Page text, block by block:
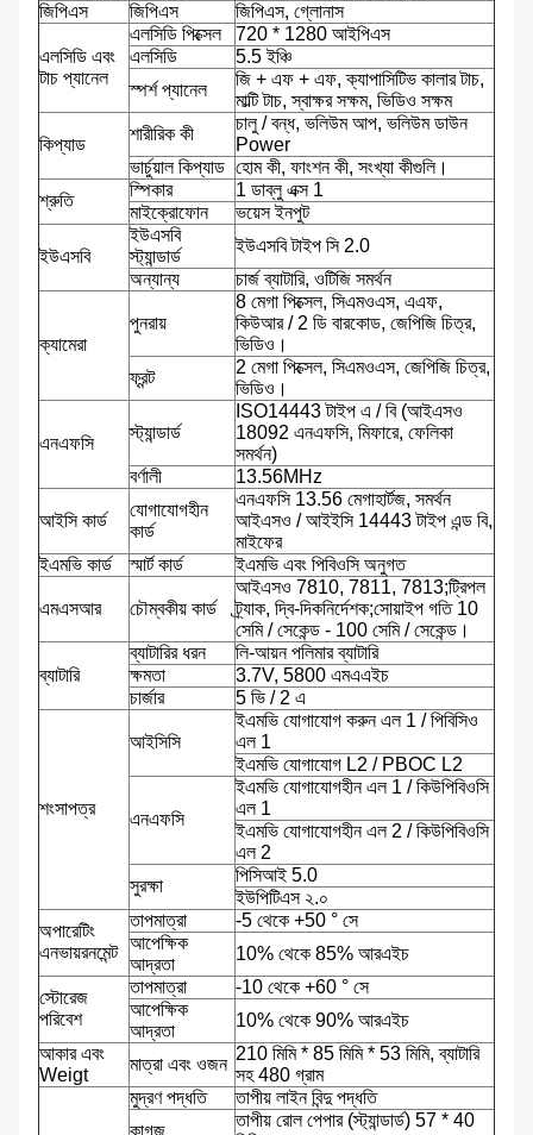
জিপিএস
জিপিএস জিপিএস, গ্লোনাস
এলসিডি এবং
টাচ প্যানেল
এলসিডি পিক্সেল
720 * 1280 আইপিএস
এলসিডি
5.5 ইঞ্চি
স্পর্শ প্যানেল
জি + এফ + এফ, ক্যাপাসিটিভ কালার টাচ,
মাল্টি টাচ, স্বাক্ষর সক্ষম, ভিডিও সক্ষম
কিপ্যাড
শারীরিক কী
চালু / বন্ধ, ভলিউম আপ, ভলিউম ডাউন
Power
ভার্চুয়াল কিপ্যাড হোম কী, ফাংশন কী, সংখ্যা কীগুলি।
শ্রুতি
স্পিকার
1 ডাব্লু এক্স 1
মাইক্রোফোন
ভয়েস ইনপুট
ইউএসবি
ইউএসবি
স্ট্যান্ডার্ড
ইউএসবি টাইপ সি 2.0
অন্যান্য
চার্জ ব্যাটারি, ওটিজি সমর্থন
ক্যামেরা
পুনরায়
8 মেগা পিক্সেল, সিএমওএস, এএফ,
কিউআর / 2 ডি বারকোড, জেপিজি চিত্র,
ভিডিও।
ফ্রন্ট
2 মেগা পিক্সেল, সিএমওএস, জেপিজি চিত্র,
ভিডিও।
এনএফসি
স্ট্যান্ডার্ড
ISO14443 টাইপ এ / বি (আইএসও
18092 এনএফসি, মিফারে, ফেলিকা
সমর্থন)
বর্ণালী
13.56MHz
আইসি কার্ড
যোগাযোগহীন
কার্ড
এনএফসি 13.56 মেগাহার্টজ, সমর্থন
আইএসও / আইইসি 14443 টাইপ এন্ড বি,
মাইফের
ইএমভি কার্ড
স্মার্ট কার্ড ইএমভি এবং পিবিওসি অনুগত
এমএসআর চৌম্বকীয় কার্ড
আইএসও 7810, 7811, 7813;ট্রিপল
ট্র্যাক, দ্বি-দিকনির্দেশক;সোয়াইপ গতি 10
সেমি / সেকেন্ড - 100 সেমি / সেকেন্ড।
ব্যাটারি
ব্যাটারির ধরন
লি-আয়ন পলিমার ব্যাটারি
ক্ষমতা
3.7V, 5800 এমএএইচ
চার্জার
5 ভি / 2 এ
শংসাপত্র
আইসিসি
ইএমভি যোগাযোগ করুন এল 1 / পিবিসিও
এল 1
ইএমভি যোগাযোগ L2 / PBOC L2
এনএফসি
ইএমভি যোগাযোগহীন এল 1 / কিউপিবিওসি
এল 1
ইএমভি যোগাযোগহীন এল 2 / কিউপিবিওসি
এল 2
সুরক্ষা
পিসিআই 5.0
ইউপিটিএস ২.০
অপারেটিং
এনভায়রনমেন্ট
তাপমাত্রা
-5 থেকে +50 ° সে
আপেক্ষিক
আদ্রতা
10% থেকে 85% আরএইচ
স্টোরেজ
পরিবেশ
তাপমাত্রা
-10 থেকে +60 ° সে
আপেক্ষিক
আদ্রতা
10% থেকে 90% আরএইচ
আকার এবং
Weigt
মাত্রা এবং ওজন
210 মিমি * 85 মিমি * 53 মিমি, ব্যাটারি
সহ 480 গ্রাম
মুদ্রণ পদ্ধতি
তাপীয় লাইন বিন্দু পদ্ধতি
তাপীয় রোল পেপার (স্ট্যান্ডার্ড) 57 * 40